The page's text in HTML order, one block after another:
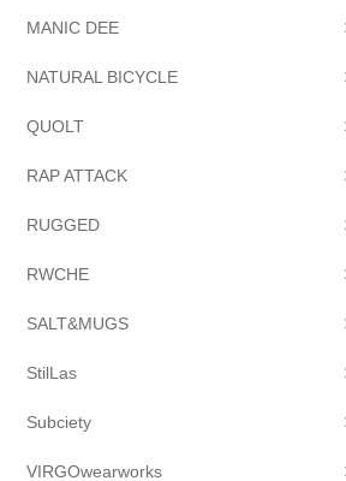
MANIC DEE
NATURAL BICYCLE
QUOLT
RAP ATTACK
RUGGED
RWCHE
SALT&MUGS
StilLas
Subciety
VIRGOwearworks